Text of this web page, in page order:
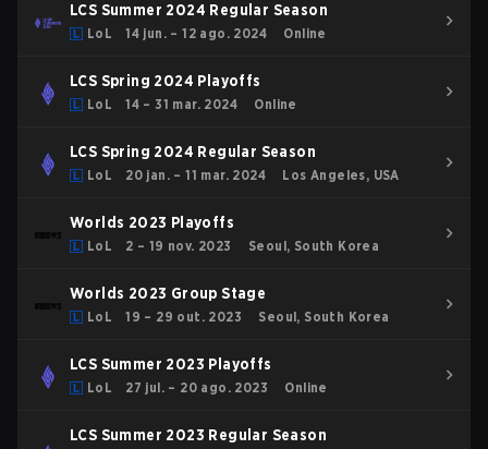
LCS Summer 2024 Regular Season
LoL 14 jun. – 12 ago. 2024 Online
LCS Spring 2024 Playoffs
LoL 14 – 31 mar. 2024 Online
LCS Spring 2024 Regular Season
LoL 20 jan. – 11 mar. 2024 Los Angeles, USA
Worlds 2023 Playoffs
LoL 2 – 19 nov. 2023 Seoul, South Korea
Worlds 2023 Group Stage
LoL 19 – 29 out. 2023 Seoul, South Korea
LCS Summer 2023 Playoffs
LoL 27 jul. – 20 ago. 2023 Online
LCS Summer 2023 Regular Season